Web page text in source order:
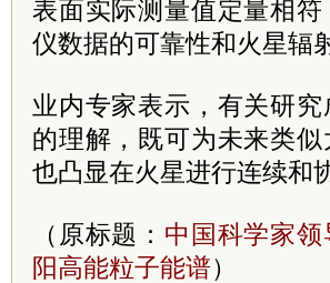
表面实际测量值定量相
仪数据的可靠性和火星辐
业内专家表示，有关研
的理解，既可为未来类
也凸显在火星进行连续和
（原标题： 中国科学家
阳高能粒子能谱）